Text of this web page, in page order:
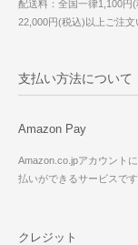
配送料：全国一律1,100円(
22,000円(税込)以上ご注
支払い方法について
Amazon Pay
Amazon.co.jpアカウント
払いができるサービスです
クレジット